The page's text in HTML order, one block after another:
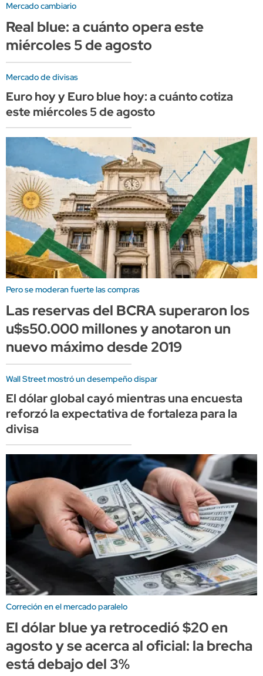
Mercado cambiario
Real blue: a cuánto opera este
miércoles 5 de agosto
Mercado de divisas
Euro hoy y Euro blue hoy: a cuánto cotiza
este miércoles 5 de agosto
Pero se moderan fuerte las compras
Las reservas del BCRA superaron los
u$s50.000 millones y anotaron un
nuevo máximo desde 2019
Wall Street mostró un desempeño dispar
El dólar global cayó mientras una encuesta
reforzó la expectativa de fortaleza para la
divisa
Correción en el mercado paralelo
El dólar blue ya retrocedió $20 en
agosto y se acerca al oficial: la brecha
está debajo del 3%